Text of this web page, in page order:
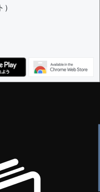
つユーザー -